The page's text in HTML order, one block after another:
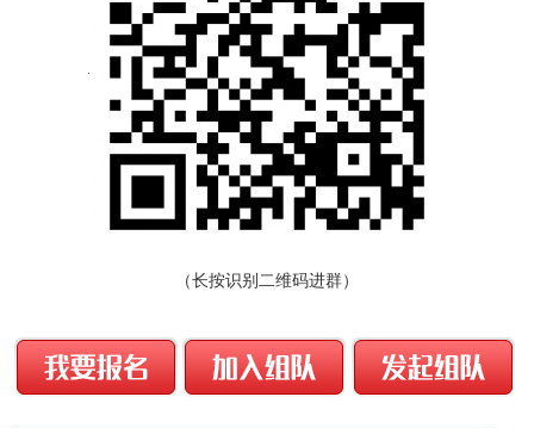
（长按识别二维码进群）